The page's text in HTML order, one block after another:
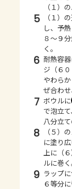
（１）
5
（１）
し、予
８～９
く。
6 耐熱容
ジ（６
やわら
ぜ合わせ
7 ボウルに
で泡立て、
八分立
8
（５）
に塗り広
上に（
ルに巻く
9 ラップ
６等分